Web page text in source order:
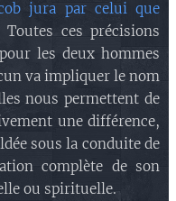
jura par celui que
Toutes ces précisions
les deux hommes
va impliquer le nom
nous permettent de
une différence,
sous la conduite de
complète de son
ou spirituelle.